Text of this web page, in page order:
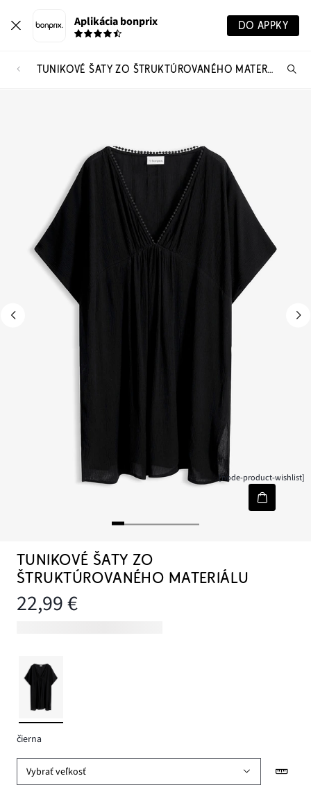
Aplikácia bonprix DO APPKY
TUNIKOVÉ ŠATY ZO ŠTRUKTÚROVANÉHO MATERIÁLU
[node-product-wishlist]
TUNIKOVÉ ŠATY ZO
ŠTRUKTÚROVANÉHO MATERIÁLU
22,99 €
čierna
Vybrať veľkosť